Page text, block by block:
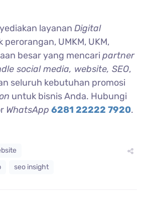
layananDigital
perorangan, UMKM, UKM,
besar yang mencaripartner
social media, website, SEO,
seluruh kebutuhan promosi
untuk bisnis Anda. Hubungi
WhatsApp 6281 22222 7920.
seo insight